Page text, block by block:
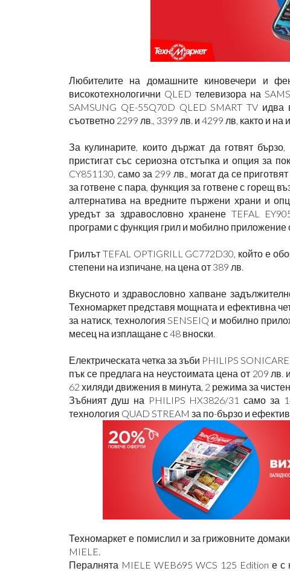
Любителите на домашните киновечери и
високотехнологични QLED телевизора на
SAMSUNG QE-55Q70D QLED SMART TV идва
съответно 2299 лв., 3399 лв. и 4299 лв, както и
За кулинарите, които държат да готвят
пристигат със сериозна отстъпка и опция за
CY851130, само за 299 лв., могат да се
за готвене с пара, функция за готвене с горещ
алтернатива на вредните пържени храни и
уредът за здравословно хранене TEFAL
програми с функция грил и мобилно приложение
Грилът TEFAL OPTIGRILL GC772D30, който е
степени на изпичане, на цена от 389 лв.
Вкусното и здравословно хапване
Техномаркет представя мощната и ефективна
за натиск, технология SENSEIQ и мобилно
месец на изплащане с 48 вноски.
Електрическата четка за зъби PHILIPS
пък се предлага на неустоимата цена от 209
62 хиляди движения в минута, 2 режима за
Зъбният душ на PHILIPS HX3826/31 само за
технология QUAD STREAM за по-бързо и
Техномаркет е помислил и за грижовните
MIELE.
Пералнята MIELE WEB695 WCS 125 Edition е с